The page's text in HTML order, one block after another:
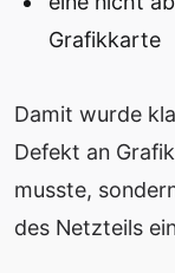
Grafikkarte
Damit wurde
Defekt an
musste,
des Netzteils